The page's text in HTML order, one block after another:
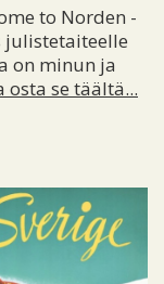
to Norden -
julistetaiteelle
on minun ja
osta se täältä...